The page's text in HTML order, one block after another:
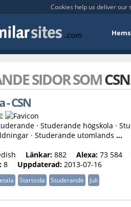
Cookies help us deliver our
SIDOR SOM
- CSN
· Studerande högskola ·
· Studerande utomlands ...
Länkar: 882 Alexa: 73 584
8 Uppdaterad: 2013-07-16
Startsida Studerande Juli